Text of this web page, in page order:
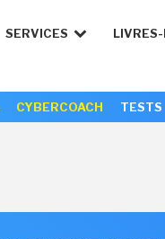
SERVICES
CYBERCOACH TESTS